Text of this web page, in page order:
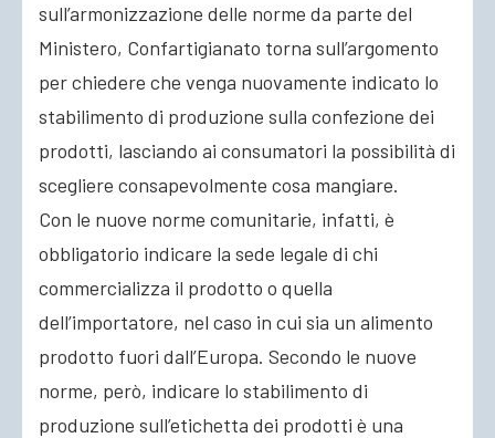
sull’armonizzazione delle norme da parte del
Ministero, Confartigianato torna sull’argomento
per chiedere che venga nuovamente indicato lo
stabilimento di produzione sulla confezione dei
prodotti, lasciando ai consumatori la possibilità di
scegliere consapevolmente cosa mangiare.
Con le nuove norme comunitarie, infatti, è
obbligatorio indicare la sede legale di chi
commercializza il prodotto o quella
dell’importatore, nel caso in cui sia un alimento
prodotto fuori dall’Europa. Secondo le nuove
norme, però, indicare lo stabilimento di
produzione sull’etichetta dei prodotti è una